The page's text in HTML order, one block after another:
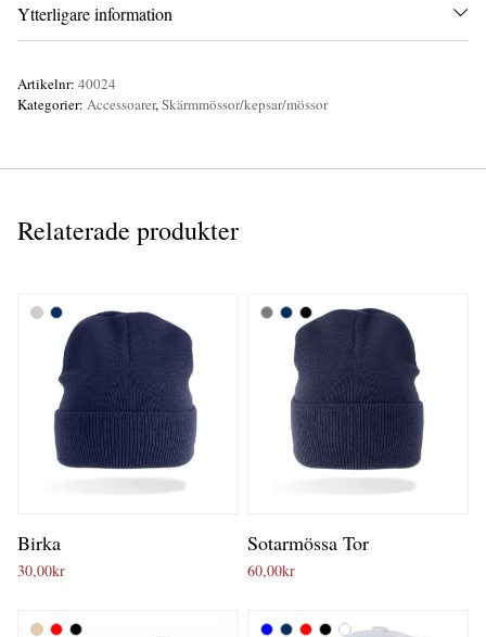
Ytterligare information
Artikelnr: 40024
Kategorier: Accessoarer,Skärmmössor/kepsar/mössor
Relaterade produkter
Birka
30,00kr
Sotarmössa Tor
60,00kr